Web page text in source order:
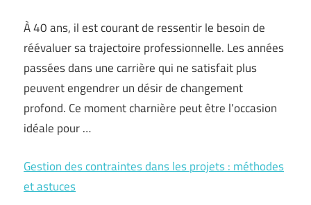
À 40 ans, il est courant de ressentir le besoin de
réévaluer sa trajectoire professionnelle. Les années
passées dans une carrière qui ne satisfait plus
peuvent engendrer un désir de changement
profond. Ce moment charnière peut être l’occasion
idéale pour …
Gestion des contraintes dans les projets : méthodes
et astuces